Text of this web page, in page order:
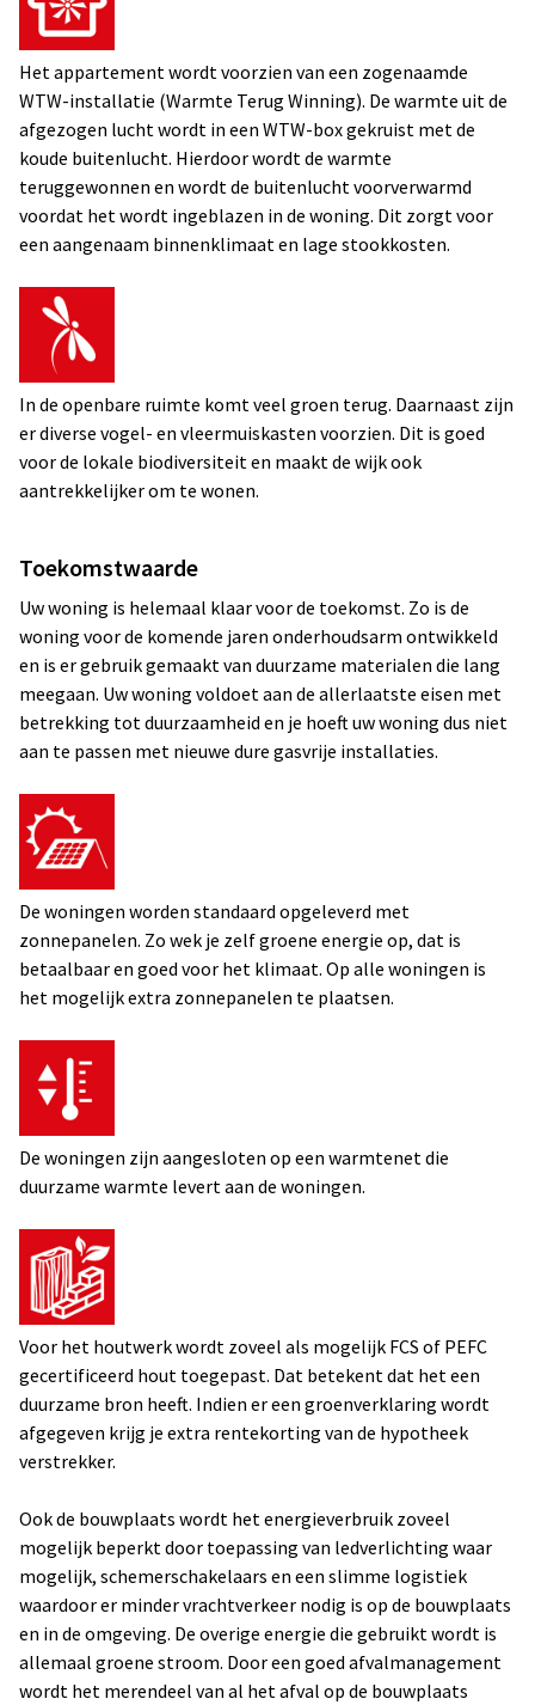
Het appartement wordt voorzien van een zogenaamde
WTW-installatie (Warmte Terug Winning). De warmte uit de
afgezogen lucht wordt in een WTW-box gekruist met de
koude buitenlucht. Hierdoor wordt de warmte
teruggewonnen en wordt de buitenlucht voorverwarmd
voordat het wordt ingeblazen in de woning. Dit zorgt voor
een aangenaam binnenklimaat en lage stookkosten.
In de openbare ruimte komt veel groen terug. Daarnaast zijn
er diverse vogel- en vleermuiskasten voorzien. Dit is goed
voor de lokale biodiversiteit en maakt de wijk ook
aantrekkelijker om te wonen.
Toekomstwaarde
Uw woning is helemaal klaar voor de toekomst. Zo is de
woning voor de komende jaren onderhoudsarm ontwikkeld
en is er gebruik gemaakt van duurzame materialen die lang
meegaan. Uw woning voldoet aan de allerlaatste eisen met
betrekking tot duurzaamheid en je hoeft uw woning dus niet
aan te passen met nieuwe dure gasvrije installaties.
De woningen worden standaard opgeleverd met
zonnepanelen. Zo wek je zelf groene energie op, dat is
betaalbaar en goed voor het klimaat. Op alle woningen is
het mogelijk extra zonnepanelen te plaatsen.
De woningen zijn aangesloten op een warmtenet die
duurzame warmte levert aan de woningen.
Voor het houtwerk wordt zoveel als mogelijk FCS of PEFC
gecertificeerd hout toegepast. Dat betekent dat het een
duurzame bron heeft. Indien er een groenverklaring wordt
afgegeven krijg je extra rentekorting van de hypotheek
verstrekker.
Ook de bouwplaats wordt het energieverbruik zoveel
mogelijk beperkt door toepassing van ledverlichting waar
mogelijk, schemerschakelaars en een slimme logistiek
waardoor er minder vrachtverkeer nodig is op de bouwplaats
en in de omgeving. De overige energie die gebruikt wordt is
allemaal groene stroom. Door een goed afvalmanagement
wordt het merendeel van al het afval op de bouwplaats